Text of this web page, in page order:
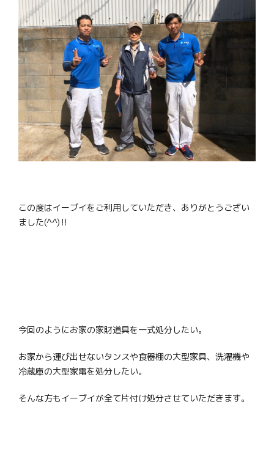
この度はイーブイをご利用していただき、ありがとうござい
ました(^^)‼
今回のようにお家の家財道具を一式処分したい。
お家から運び出せないタンスや食器棚の大型家具、洗濯機や
冷蔵庫の大型家電を処分したい。
そんな方もイーブイが全て片付け処分させていただきます。